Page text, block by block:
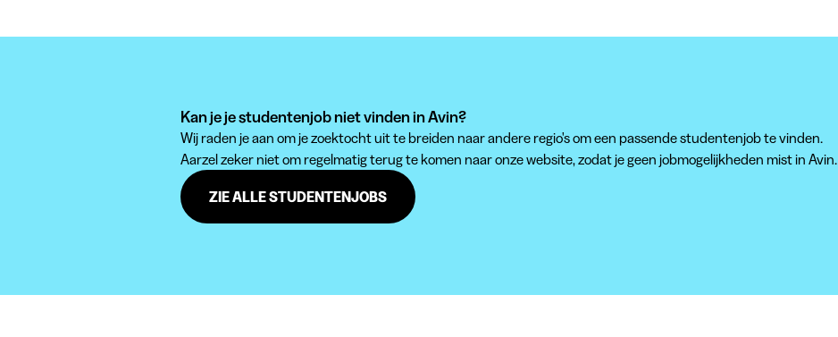
Kan je je studentenjob niet vinden in Avin?
Wij raden je aan om je zoektocht uit te breiden naar andere regio's om een passende studentenjob te vinden.
Aarzel zeker niet om regelmatig terug te komen naar onze website, zodat je geen jobmogelijkheden mist in Avin.
ZIE ALLE STUDENTENJOBS